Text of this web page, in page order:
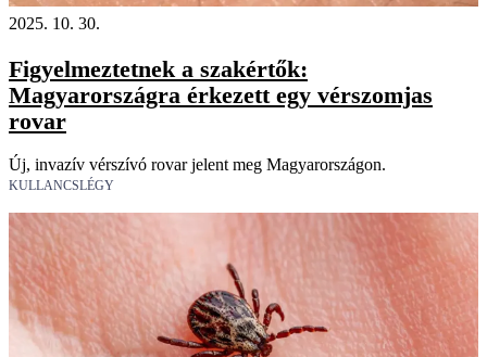
2025. 10. 30.
Figyelmeztetnek a szakértők:
Magyarországra érkezett egy vérszomjas
rovar
Új, invazív vérszívó rovar jelent meg Magyarországon.
KULLANCSLÉGY